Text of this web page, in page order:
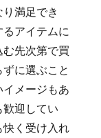
満足でき
アイテムに
先次第で買
に選ぶこと
メージもあ
迎してい
く受け入れ